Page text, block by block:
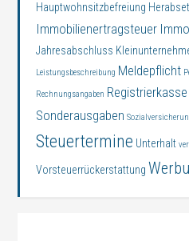
Hauptwohnsitzbefreiung
Immobilienertragsteuer
Jahresabschluss
Leistungsbeschreibung Meldepflicht
Rechnungsangaben Registrierkasse
Sonderausgaben
Steuertermine Unterhalt
Vorsteuerrückerstattung